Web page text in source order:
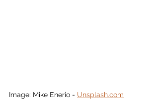
Image: Mike Enerio - Unsplash.com